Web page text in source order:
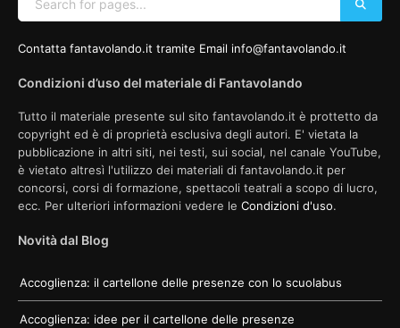
Contatta fantavolando.it tramite Email info@fantavolando.it
Condizioni d’uso del materiale di Fantavolando
Tutto il materiale presente sul sito fantavolando.it è prottetto da
copyright ed è di proprietà esclusiva degli autori. E' vietata la
pubblicazione in altri siti, nei testi, sui social, nel canale YouTube,
è vietato altresì l'utilizzo dei materiali di fantavolando.it per
concorsi, corsi di formazione, spettacoli teatrali a scopo di lucro,
ecc. Per ulteriori informazioni vedere le Condizioni d'uso.
Novità dal Blog
Accoglienza: il cartellone delle presenze con lo scuolabus
Accoglienza: idee per il cartellone delle presenze